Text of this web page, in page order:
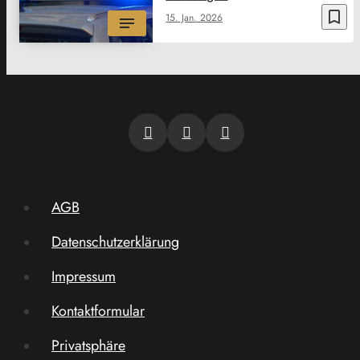
bookmark_border
15. Jan. 2026
AGB
Datenschutzerklärung
Impressum
Kontaktformular
Privatsphäre